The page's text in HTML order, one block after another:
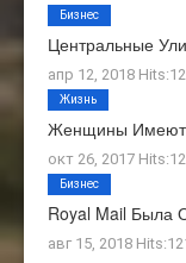
Центральные
апр 12, 2018
Бизнес
Женщины Имеют
окт 26, 2017
Жизнь
Royal Mail
авг 15, 2018
Бизнес